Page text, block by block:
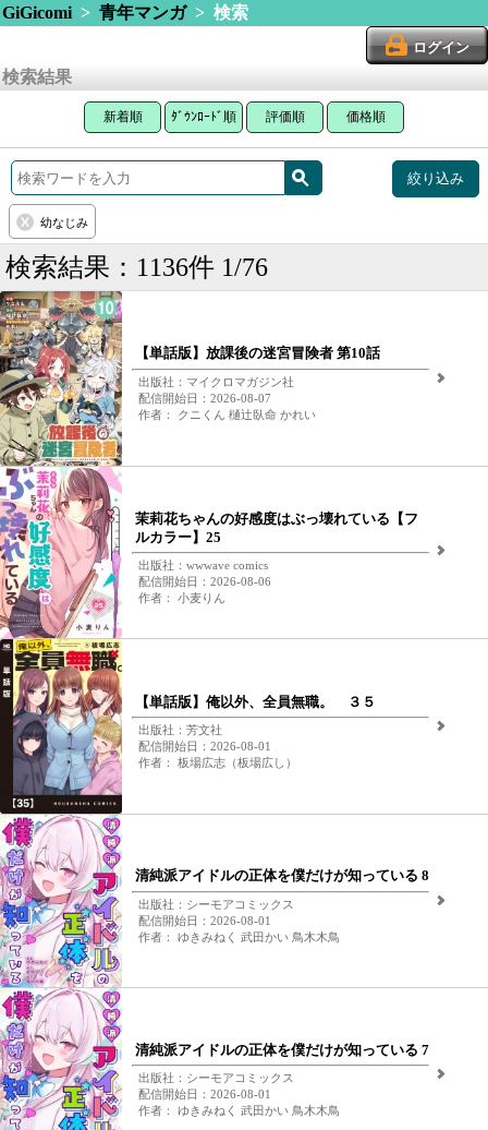
GiGicomi> 青年マンガ> 検索
ログイン
検索結果
新着順 ﾀﾞｳﾝﾛｰﾄﾞ順 評価順 価格順
絞り込み
幼なじみ
検索結果：1136件 1/76
【単話版】放課後の迷宮冒険者 第10話
出版社：マイクロマガジン社
配信開始日：2026-08-07
作者： クニくん 樋辻臥命 かれい
茉莉花ちゃんの好感度はぶっ壊れている【フ
ルカラー】25
出版社：wwwave comics
配信開始日：2026-08-06
作者： 小麦りん
【単話版】俺以外、全員無職。 ３５
出版社：芳文社
配信開始日：2026-08-01
作者： 板場広志（板場広し）
清純派アイドルの正体を僕だけが知っている 8
出版社：シーモアコミックス
配信開始日：2026-08-01
作者： ゆきみねく 武田かい 鳥木木鳥
清純派アイドルの正体を僕だけが知っている 7
出版社：シーモアコミックス
配信開始日：2026-08-01
作者： ゆきみねく 武田かい 鳥木木鳥